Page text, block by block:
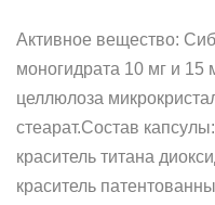
Активное вещество:
моногидрата 10 мг и 15
целлюлоза
стеарат.Состав
краситель титана
краситель